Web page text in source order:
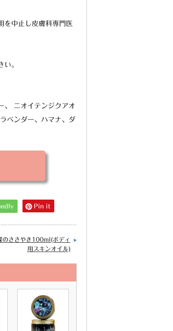
を中止し皮膚科専門医
。
、 ニオイテンジクアオ
ベンダー、ハマナ、ダ
Pin it
のささやき100ml(ボディ
用スキンオイル)